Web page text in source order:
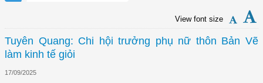
View font size
Tuyên Quang: Chi hội trưởng phụ nữ thôn Bản Vẽ
làm kinh tế giỏi
17/09/2025